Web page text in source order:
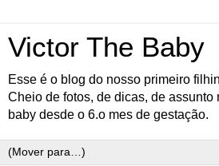
Victor The Baby
Esse é o blog do nosso primeiro
Cheio de fotos, de dicas, de assunto
baby desde o 6.o mes de gestação.